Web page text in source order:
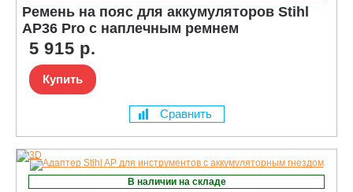
Ремень на пояс для аккумуляторов Stihl
AP36 Pro с наплечным ремнем
5 915 р.
Купить
Сравнить
В наличии на складе